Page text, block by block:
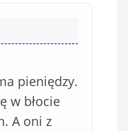
pieniędzy.
w błocie
A oni z